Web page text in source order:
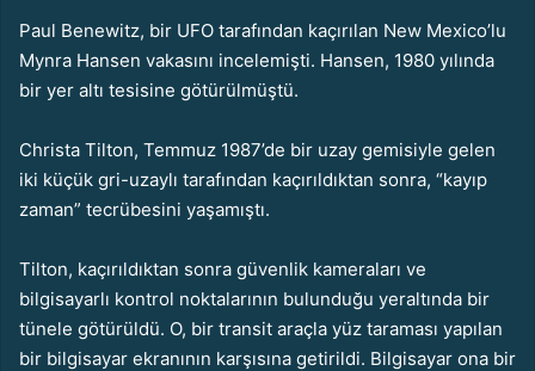
Paul Benewitz, bir UFO tarafından kaçırılan New Mexico’lu
Mynra Hansen vakasını incelemişti. Hansen, 1980 yılında
bir yer altı tesisine götürülmüştü.
Christa Tilton, Temmuz 1987’de bir uzay gemisiyle gelen
iki küçük gri-uzaylı tarafından kaçırıldıktan sonra, “kayıp
zaman” tecrübesini yaşamıştı.
Tilton, kaçırıldıktan sonra güvenlik kameraları ve
bilgisayarlı kontrol noktalarının bulunduğu yeraltında bir
tünele götürüldü. O, bir transit araçla yüz taraması yapılan
bir bilgisayar ekranının karşısına getirildi. Bilgisayar ona bir